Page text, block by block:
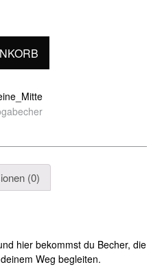
(0)
hier bekommst du Becher, die
Weg begleiten.